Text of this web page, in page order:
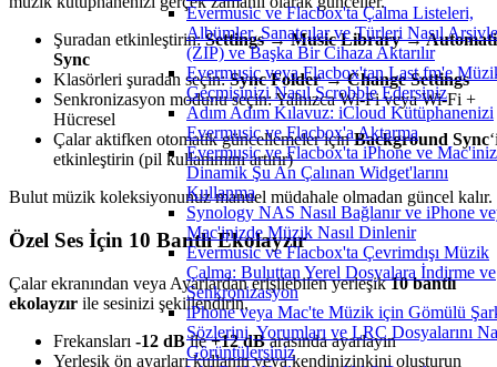
Evermusic ve Flacbox'ta Çalma Listeleri,
Albümler, Sanatçılar ve Türleri Nasıl
(ZIP) ve Başka Bir Cihaza Aktarılır
Evermusic veya Flacbox'tan Last.fm'e
Geçmişinizi Nasıl Scrobble Edersiniz
Adım Adım Kılavuz: iCloud Kütüphanenizi
Evermusic ve Flacbox'a Aktarma
Evermusic ve Flacbox'ta iPhone ve
Dinamik Şu An Çalınan Widget'larını
Kullanma
Synology NAS Nasıl Bağlanır ve iPhone
Mac'inizde Müzik Nasıl Dinlenir
Evermusic ve Flacbox'ta Çevrimdışı Müzik
Çalma: Buluttan Yerel Dosyalara İndirme ve
Senkronizasyon
iPhone veya Mac'te Müzik için Gömülü
Sözlerini, Yorumları ve LRC Dosyalarını
Görüntülersiniz
Şuradan etkinleştirin:Settings → Music Library →
Sync
Klasörleri şuradan seçin:Sync Folder → Change Settings
Senkronizasyon modunu seçin: Yalnızca Wi-Fi veya Wi-Fi +
Hücresel
Çalar aktifken otomatik güncellemeler içinBackground Sync
etkinleştirin (pil kullanımını artırır)
Bulut müzik koleksiyonunuz manuel müdahale olmadan güncel kalır.
Özel Ses İçin 10 Bantlı Ekolayzır
Çalar ekranından veya Ayarlardan erişilebilen yerleşik10 bantlı
ekolayzır ile sesinizi şekillendirin.
Frekansları -12 dBile+12 dBarasında ayarlayın
Yerleşik ön ayarları kullanın veya kendinizinkini oluşturun